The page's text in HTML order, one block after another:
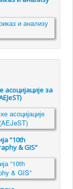
асоцијације за
“10th
& GIS”